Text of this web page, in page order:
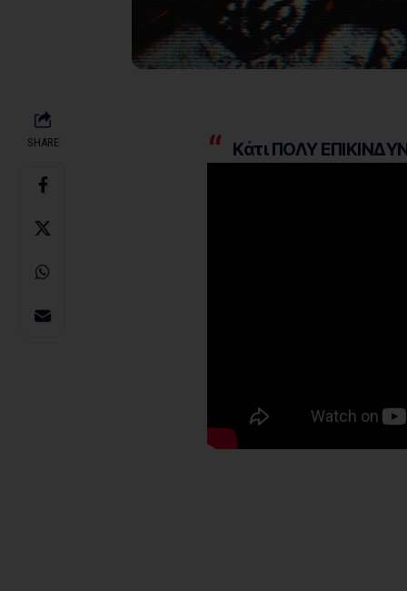
SHARE Κάτι ΠΟΛΥ